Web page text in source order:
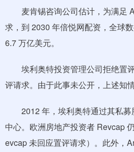
麦肯锡咨询公司估计，为满足
求，到 2030 年倍悦网配资，全球
6.7 万亿美元。
埃利奥特投资管理公司拒绝置
评请求。由于此事未公开，上述知
2012 年，埃利奥特通过其私募
中心。欧洲房地产投资者 Revcap
evcap 未回应置评请求）。此外，